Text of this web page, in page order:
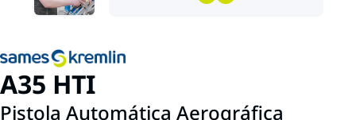
A35 HTI
Pistola Automática Aerográfica